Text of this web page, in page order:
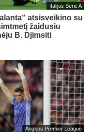
Italijos Serie A
atsisveikino su
žaidusiu
B. Djimsiti
Anglijos Premier League